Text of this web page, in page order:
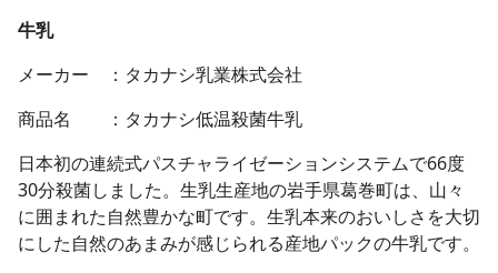
牛乳
メーカー ：タカナシ乳業株式会社
商品名 ：タカナシ低温殺菌牛乳
日本初の連続式パスチャライゼーションシステムで66度
30分殺菌しました。生乳生産地の岩手県葛巻町は、山々
に囲まれた自然豊かな町です。生乳本来のおいしさを大切
にした自然のあまみが感じられる産地パックの牛乳です。